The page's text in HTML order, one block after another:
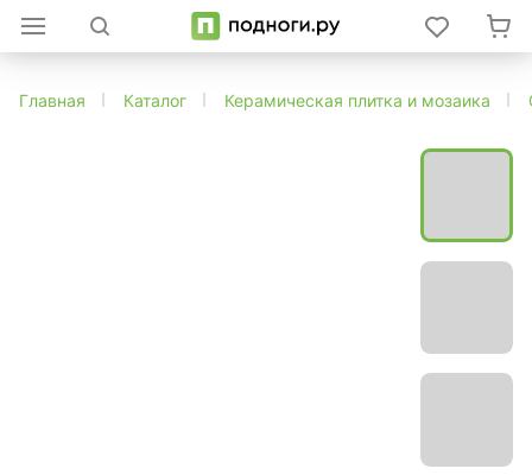
Главная Каталог Керамическая плитка и мозаика